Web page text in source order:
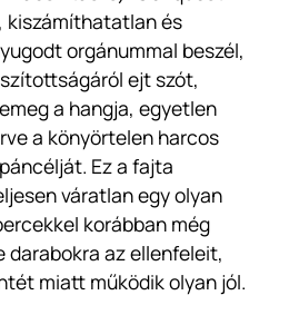
kiszámíthatatlan és
orgánummal beszél,
ejt szót,
a hangja, egyetlen
a könyörtelen harcos
Ez a fajta
váratlan egy olyan
korábban még
darabokra az ellenfeleit,
miatt működik olyan jól.